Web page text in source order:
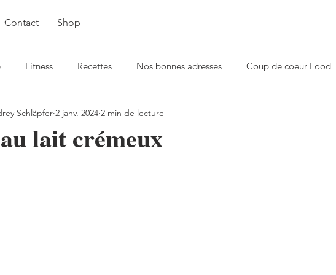
Contact Shop
Fitness Recettes Nos bonnes adresses Coup de coeur Food
Vallée d'Aoste
lait crémeux
Schläpfer 2 janv. 2024 2 min de lecture